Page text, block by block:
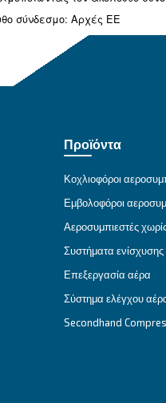
για την
μαζί μας
περί προστασίας
τη διερεύνηση
έναν έγκυρο